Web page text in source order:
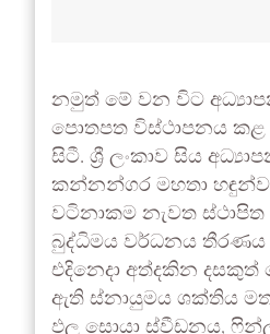
නමුත් මේ වන විට
පොතපත විස්ථාපනය
සිටී. ශ්‍රී ලංකාව සිය
කන්නන්ගර මහතා
වටිනාකම නැවත
බුද්ධිමය වර්ධනය
එදිනෙදා අත්දකින
ඇති ස්නායුමය ශක්තිය මත
ඵල සොයා ස්වීඩනය,